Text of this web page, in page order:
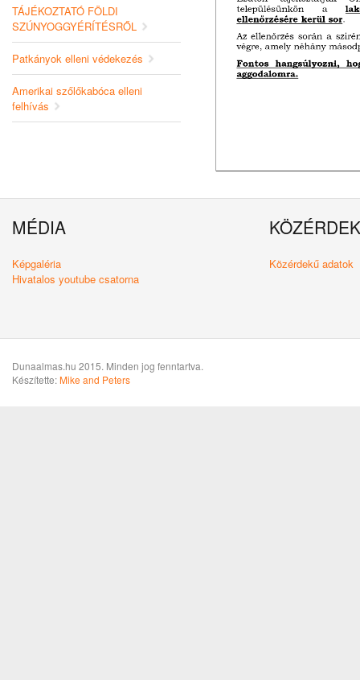
TÁJÉKOZTATÓ FÖLDI
SZÚNYOGGYÉRÍTÉSRŐL
Patkányok elleni védekezés
Amerikai szőlőkabóca elleni
felhívás
MÉDIA
Képgaléria
Hivatalos youtube csatorna
Közérdekű adatok
Dunaalmas.hu 2015. Minden jog fenntartva.
Készítette:Mike and Peters